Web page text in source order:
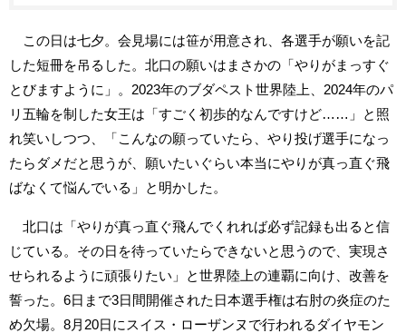
この日は七夕。会見場には笹が用意され、各選手が願いを記
した短冊を吊るした。北口の願いはまさかの「やりがまっすぐ
とびますように」。2023年のブダペスト世界陸上、2024年のパ
リ五輪を制した女王は「すごく初歩的なんですけど……」と照
れ笑いしつつ、「こんなの願っていたら、やり投げ選手になっ
たらダメだと思うが、願いたいぐらい本当にやりが真っ直ぐ飛
ばなくて悩んでいる」と明かした。
北口は「やりが真っ直ぐ飛んでくれれば必ず記録も出ると信
じている。その日を待っていたらできないと思うので、実現さ
せられるように頑張りたい」と世界陸上の連覇に向け、改善を
誓った。6日まで3日間開催された日本選手権は右肘の炎症のた
め欠場。8月20日にスイス・ローザンヌで行われるダイヤモン